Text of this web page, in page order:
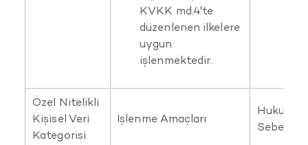
KVKK md.4'te
düzenlenen ilkelere
uygun
işlenmektedir.
Özel Nitelikli
Kişisel Veri
Kategorisi
İşlenme Amaçları
Hukuka
Sebepleri